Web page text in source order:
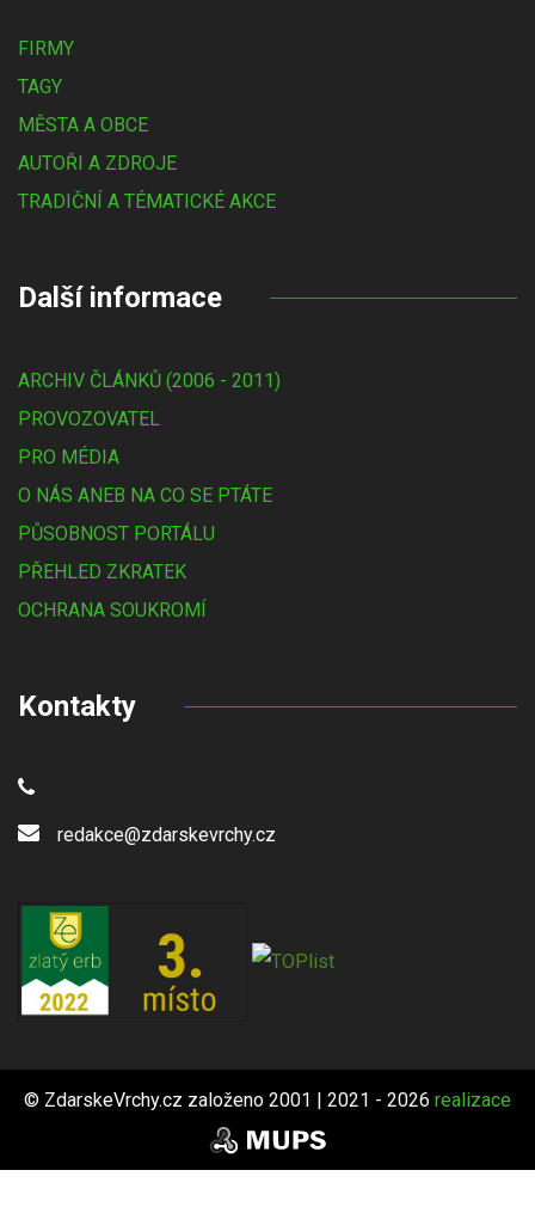
FIRMY
TAGY
MĚSTA A OBCE
AUTOŘI A ZDROJE
TRADIČNÍ A TÉMATICKÉ AKCE
Další informace
ARCHIV ČLÁNKŮ (2006 - 2011)
PROVOZOVATEL
PRO MÉDIA
O NÁS ANEB NA CO SE PTÁTE
PŮSOBNOST PORTÁLU
PŘEHLED ZKRATEK
OCHRANA SOUKROMÍ
Kontakty
redakce@zdarskevrchy.cz
© ZdarskeVrchy.cz založeno 2001 | 2021 - 2026 realizace